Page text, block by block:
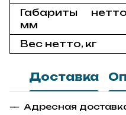
Габариты
мм
Вес нетто, кг
Доставка
Адресная